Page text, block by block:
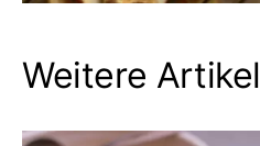
Weitere Artikel